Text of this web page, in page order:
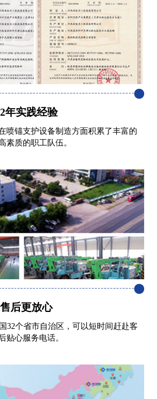
年实践经验
喷锚支护设备制造方面积累了丰富的
素质的职工队伍。
售后更放心
32个省市自治区，可以短时间赶赴客
贴心服务电话。